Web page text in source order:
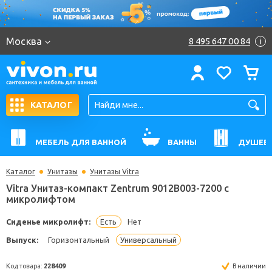
Москва 8 495 647 00 84 i
КАТАЛОГ
МЕБЕЛЬ ДЛЯ ВАННОЙ ВАННЫ
Каталог Унитазы Унитазы Vitra
микролифтом
Сиденье микролифт: Есть Нет
Выпуск: Горизонтальный